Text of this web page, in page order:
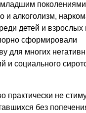
и алкоголизм,
детей и взрослых
сформировали
для многих
и социального
практически не
без